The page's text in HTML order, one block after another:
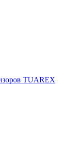
TUAREX